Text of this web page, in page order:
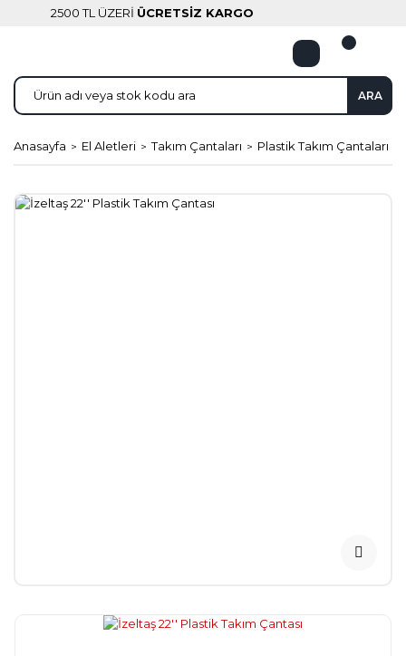
2500 TL ÜZERİ ÜCRETSİZ KARGO
ARA
Anasayfa El Aletleri Takım Çantaları Plastik Takım Çantaları